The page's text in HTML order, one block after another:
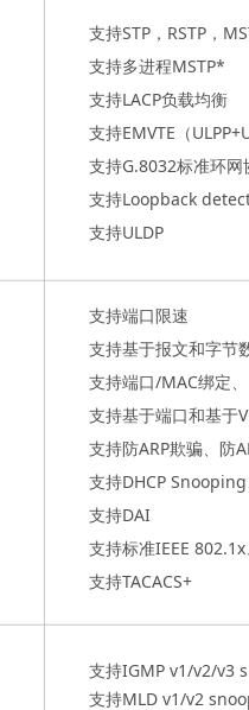
支持STP，RSTP，
支持多进程MSTP*
支持LACP负载均衡
支持EMVTE（
支持G.8032标准环网
支持Loopback
支持ULDP
支持端口限速
支持基于报文和字节
支持端口/MAC绑定
支持基于端口和基于
支持防ARP欺骗、防
支持DHCP
支持DAI
支持标准IEEE
支持TACACS+
支持IGMP v1/v2/v3
支持MLD v1/v2